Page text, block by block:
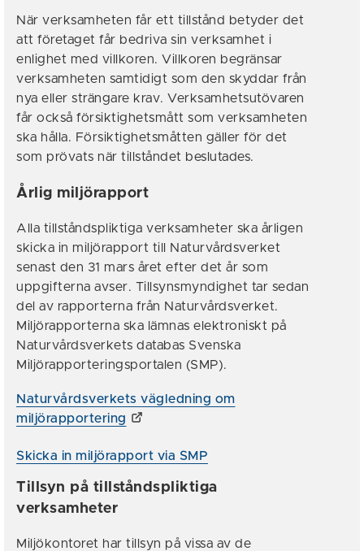
När verksamheten får ett tillstånd betyder det
att företaget får bedriva sin verksamhet i
enlighet med villkoren. Villkoren begränsar
verksamheten samtidigt som den skyddar från
nya eller strängare krav. Verksamhetsutövaren
får också försiktighetsmått som verksamheten
ska hålla. Försiktighetsmåtten gäller för det
som prövats när tillståndet beslutades.
Årlig miljörapport
Alla tillståndspliktiga verksamheter ska årligen
skicka in miljörapport till Naturvårdsverket
senast den 31 mars året efter det år som
uppgifterna avser. Tillsynsmyndighet tar sedan
del av rapporterna från Naturvårdsverket.
Miljörapporterna ska lämnas elektroniskt på
Naturvårdsverkets databas Svenska
Miljörapporteringsportalen (SMP).
Naturvårdsverkets vägledning om
miljörapportering
Skicka in miljörapport via SMP
Tillsyn på tillståndspliktiga
verksamheter
Miljökontoret har tillsyn på vissa av de